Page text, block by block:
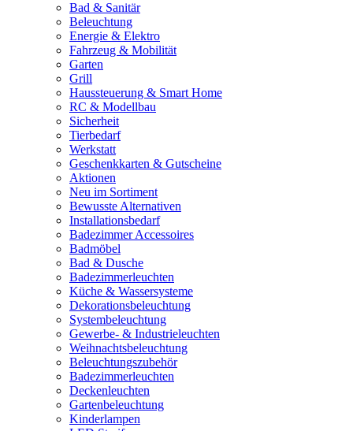
Bad & Sanitär
Beleuchtung
Energie & Elektro
Fahrzeug & Mobilität
Garten
Grill
Haussteuerung & Smart Home
RC & Modellbau
Sicherheit
Tierbedarf
Werkstatt
Geschenkkarten & Gutscheine
Aktionen
Neu im Sortiment
Bewusste Alternativen
Installationsbedarf
Badezimmer Accessoires
Badmöbel
Bad & Dusche
Badezimmerleuchten
Küche & Wassersysteme
Dekorationsbeleuchtung
Systembeleuchtung
Gewerbe- & Industrieleuchten
Weihnachtsbeleuchtung
Beleuchtungszubehör
Badezimmerleuchten
Deckenleuchten
Gartenbeleuchtung
Kinderlampen